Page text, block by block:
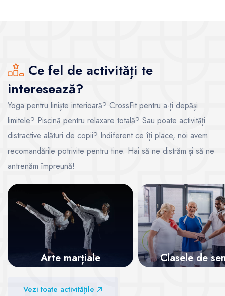
Ce fel de activități te
interesează?
Yoga pentru liniște interioară? CrossFit pentru a-ți depăși
limitele? Piscină pentru relaxare totală? Sau poate activități
distractive alături de copii? Indiferent ce îți place, noi avem
recomandările potrivite pentru tine. Hai să ne distrăm și să ne
antrenăm împreună!
Arte marțiale
Vezi sălile
Clasele de
pentru o viață
Vezi toate activitățile